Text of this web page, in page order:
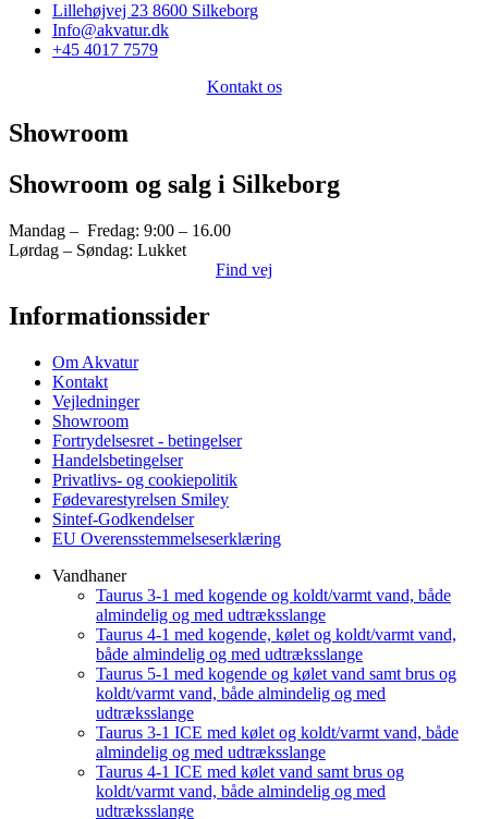
Lillehøjvej 23 8600 Silkeborg
Info@akvatur.dk
+45 4017 7579
Kontakt os
Showroom
Showroom og salg i Silkeborg
Mandag – Fredag: 9:00 – 16.00
Lørdag – Søndag: Lukket
Find vej
Informationssider
Om Akvatur
Kontakt
Vejledninger
Showroom
Fortrydelsesret - betingelser
Handelsbetingelser
Privatlivs- og cookiepolitik
Fødevarestyrelsen Smiley
Sintef-Godkendelser
EU Overensstemmelseserklæring
Vandhaner
Taurus 3-1 med kogende og koldt/varmt vand, både
almindelig og med udtræksslange
Taurus 4-1 med kogende, kølet og koldt/varmt vand,
både almindelig og med udtræksslange
Taurus 5-1 med kogende og kølet vand samt brus og
koldt/varmt vand, både almindelig og med
udtræksslange
Taurus 3-1 ICE med kølet og koldt/varmt vand, både
almindelig og med udtræksslange
Taurus 4-1 ICE med kølet vand samt brus og
koldt/varmt vand, både almindelig og med
udtræksslange